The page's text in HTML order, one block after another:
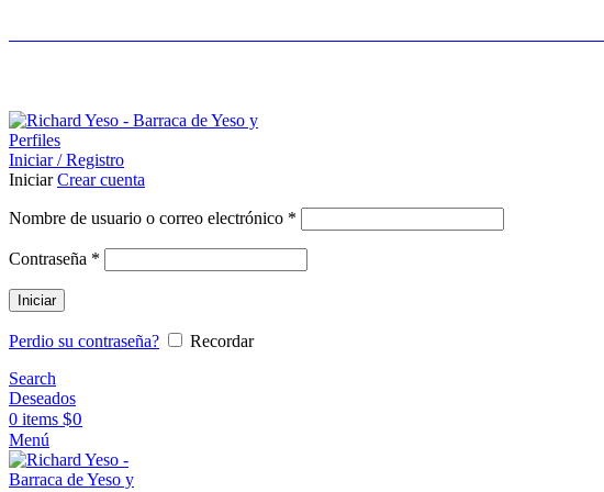
Iniciar / Registro
IniciarCrear cuenta
Nombre de usuario o correo electrónico *
Contraseña *
Iniciar
Perdio su contraseña?
Recordar
Search
Deseados
0 items $0
Menú